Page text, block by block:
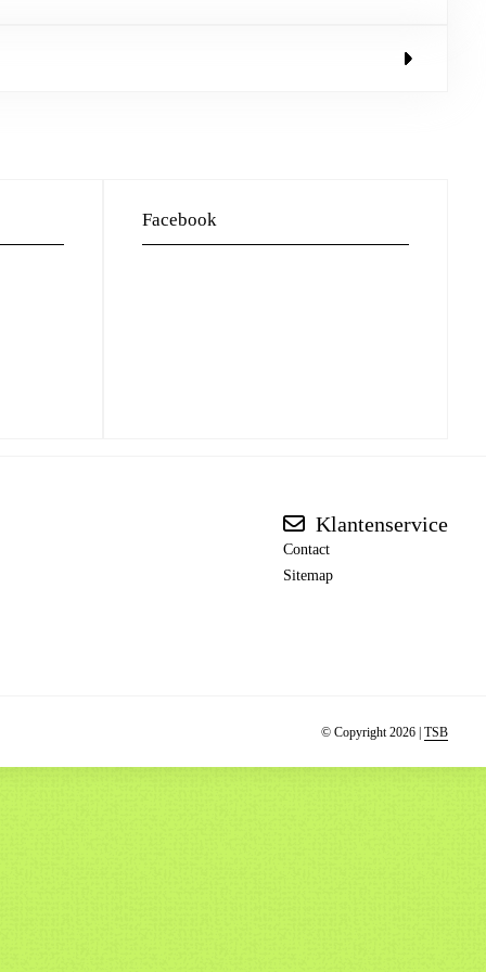
Facebook
Klantenservice
Contact
Sitemap
© Copyright 2026 | TSB